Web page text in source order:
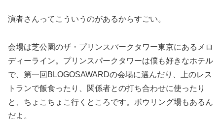
演者さんってこういうのがあるからすごい。
会場は芝公園のザ・プリンスパークタワー東京にあるメロ
ディーライン。プリンスパークタワーは僕も好きなホテル
で、第一回BLOGOSAWARDの会場に選んだり、上のレス
トランで飯食ったり、関係者との打ち合わせに使ったり
と、ちょこちょこ行くところです。ボウリング場もあるん
だよ。